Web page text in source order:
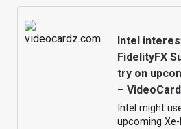
Intel
FidelityFX
try on
–
Intel might
upcoming